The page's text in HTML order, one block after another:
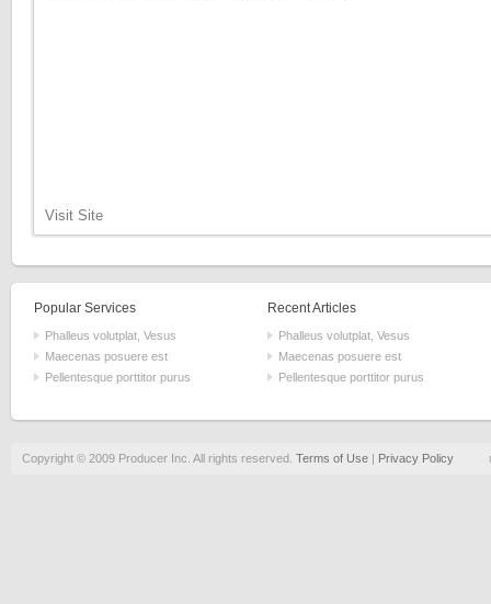
Visit Site
Popular Services
Phalleus volutplat, Vesus
Maecenas posuere est
Pellentesque porttitor purus
Recent Articles
Phalleus volutplat, Vesus
Maecenas posuere est
Pellentesque porttitor purus
Copyright © 2009 Producer Inc. All rights reserved. Terms of Use| Privacy Policy